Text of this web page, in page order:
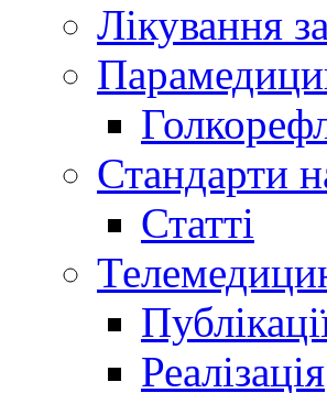
Лікування
Стандарти
Статті
Реалізація